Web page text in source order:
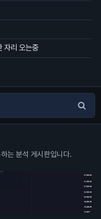
자리 오는중
는 분석 게시판입니다.